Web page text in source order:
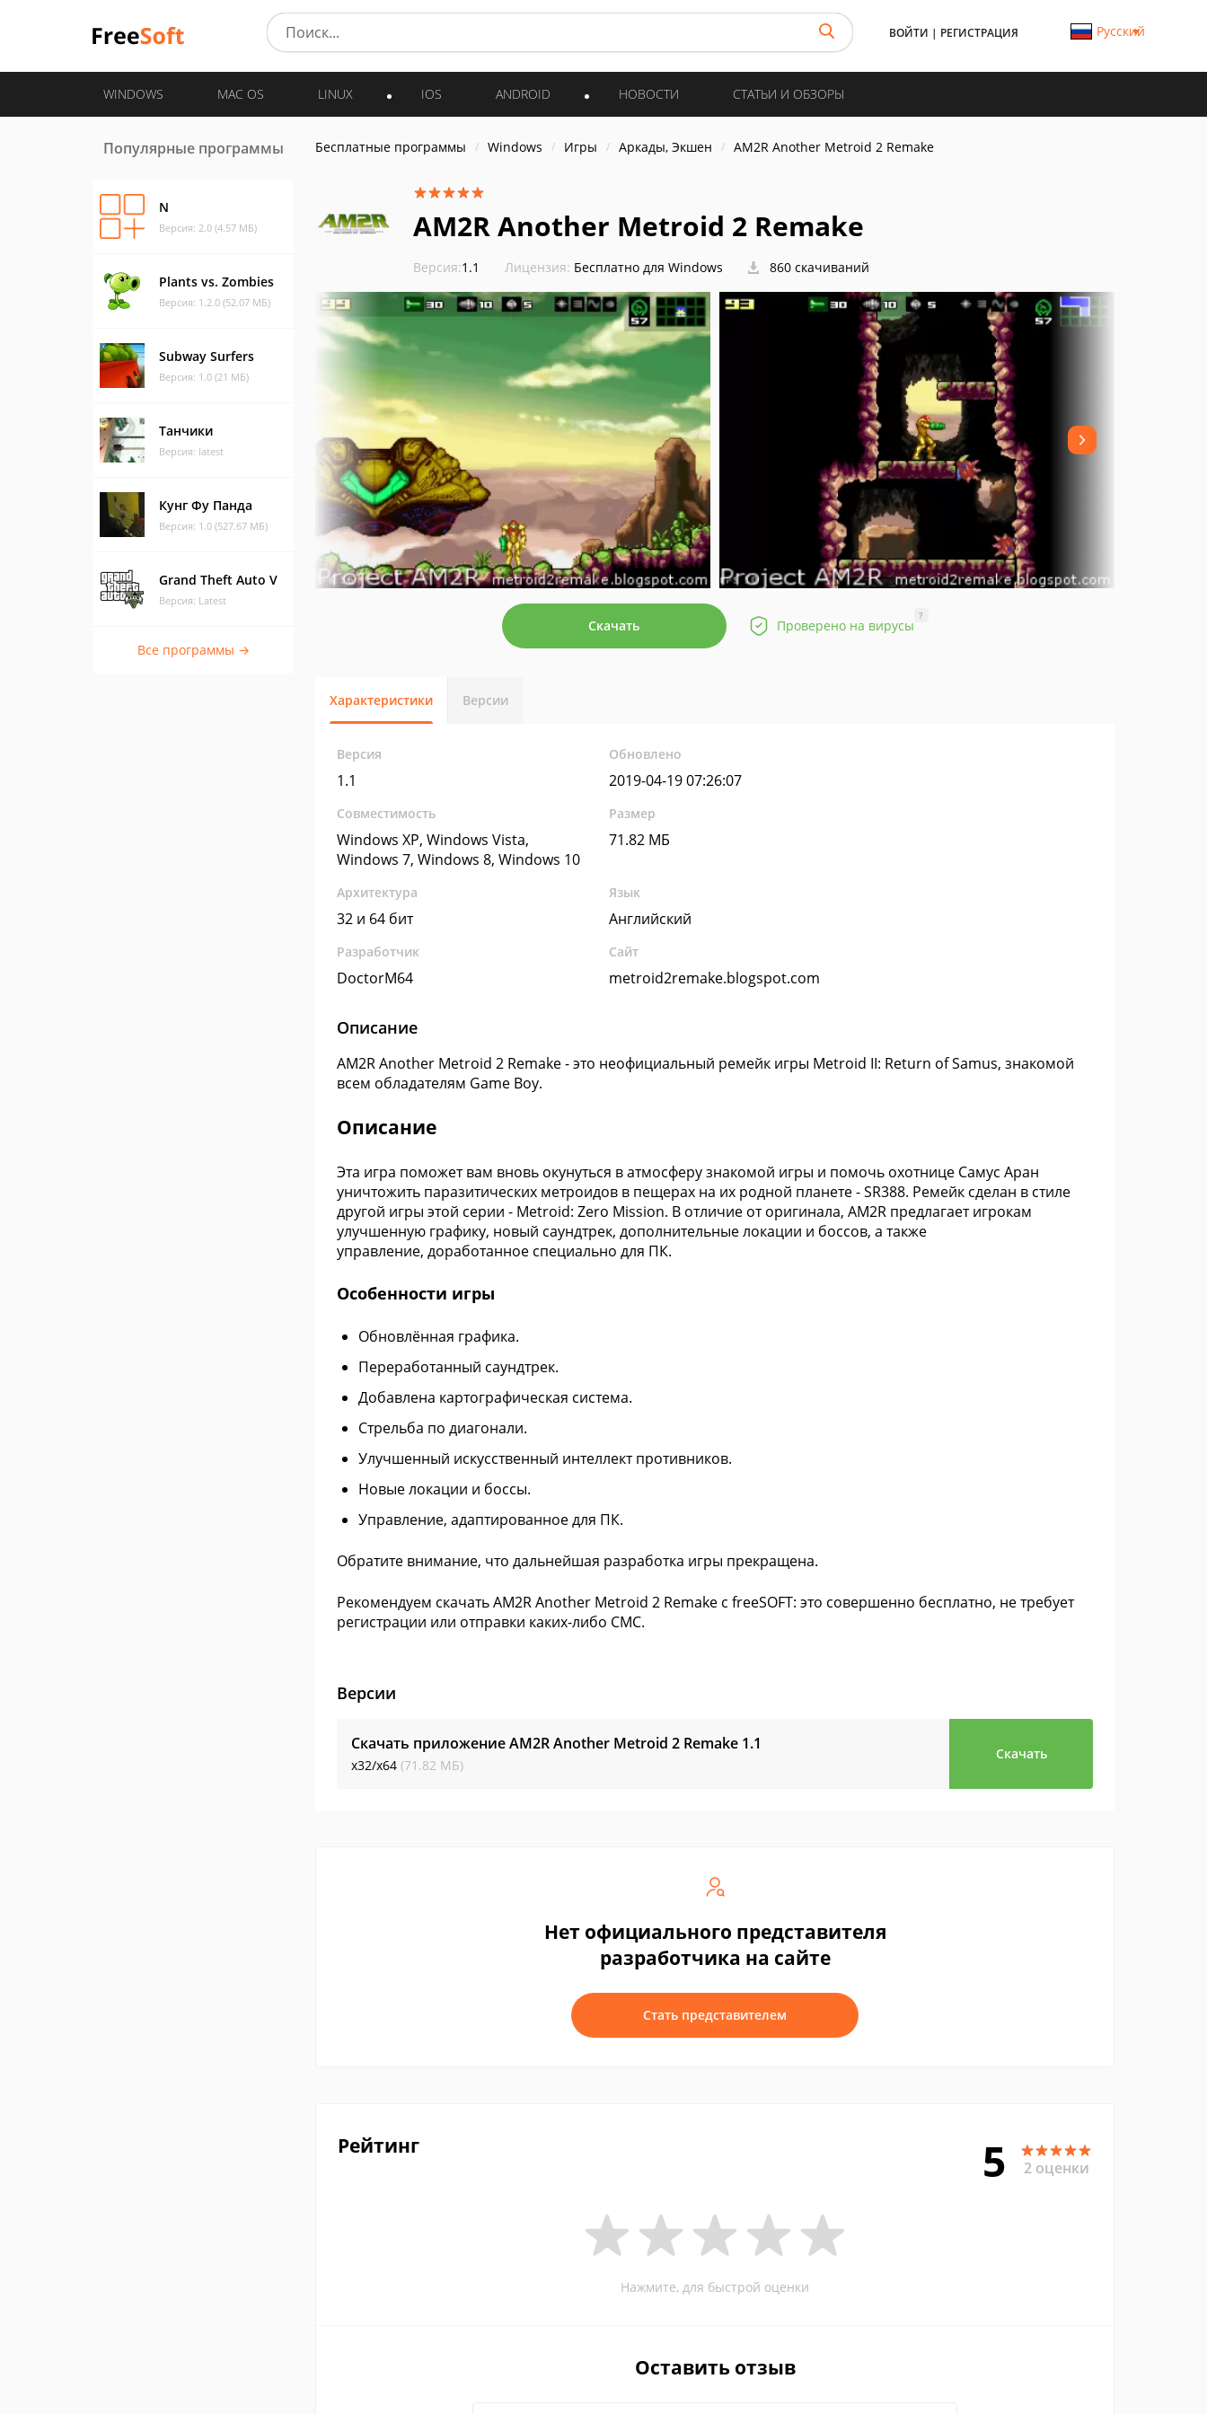
ВОЙТИ | РЕГИСТРАЦИЯ Русский
WINDOWS MAC OS LINUX IOS ANDROID НОВОСТИ СТАТЬИ И ОБЗОРЫ
Популярные программы
N
Версия: 2.0 (4.57 МБ)
Plants vs. Zombies
Версия: 1.2.0 (52.07 МБ)
Subway Surfers
Версия: 1.0 (21 МБ)
Танчики
Версия: latest
Кунг Фу Панда
Версия: 1.0 (527.67 МБ)
Grand Theft Auto V
Версия: Latest
Все программы →
Бесплатные программы Windows Игры Аркады, Экшен AM2R Another Metroid 2 Remake
AM2R Another Metroid 2 Remake
Версия:1.1 Лицензия: Бесплатно для Windows 860 скачиваний
Скачать Проверено на вирусы
?
Характеристики Версии
Версия
1.1
Обновлено
2019-04-19 07:26:07
Совместимость
Windows XP, Windows Vista,
Windows 7, Windows 8, Windows 10
Размер
71.82 МБ
Архитектура
32 и 64 бит
Язык
Английский
Разработчик
DoctorM64
Сайт
metroid2remake.blogspot.com
Описание
AM2R Another Metroid 2 Remake - это неофициальный ремейк игры Metroid II: Return of Samus, знакомой
всем обладателям Game Boy.
Описание
Эта игра поможет вам вновь окунуться в атмосферу знакомой игры и помочь охотнице Самус Аран
уничтожить паразитических метроидов в пещерах на их родной планете - SR388. Ремейк сделан в стиле
другой игры этой серии - Metroid: Zero Mission. В отличие от оригинала, AM2R предлагает игрокам
улучшенную графику, новый саундтрек, дополнительные локации и боссов, а также
управление, доработанное специально для ПК.
Особенности игры
Обновлённая графика.
Переработанный саундтрек.
Добавлена картографическая система.
Стрельба по диагонали.
Улучшенный искусственный интеллект противников.
Новые локации и боссы.
Управление, адаптированное для ПК.
Обратите внимание, что дальнейшая разработка игры прекращена.
Рекомендуем скачать AM2R Another Metroid 2 Remake с freeSOFT: это совершенно бесплатно, не требует
регистрации или отправки каких-либо СМС.
Версии
Скачать приложение AM2R Another Metroid 2 Remake 1.1
x32/x64 (71.82 МБ)
Скачать
Нет официального представителя
разработчика на сайте
Стать представителем
Рейтинг 5 2 оценки
Нажмите, для быстрой оценки
Оставить отзыв